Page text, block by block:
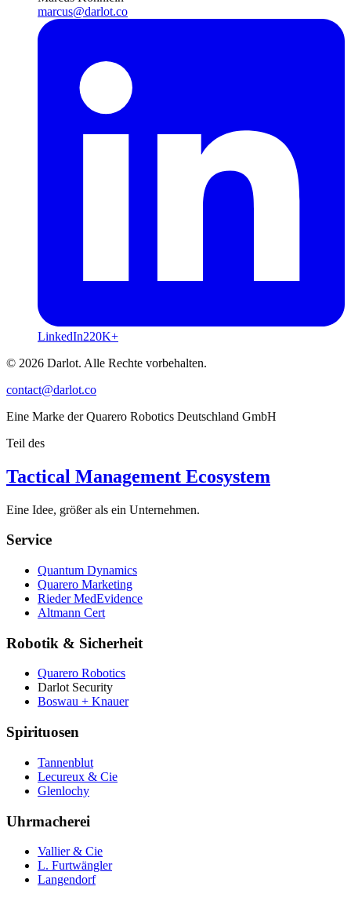
marcus@darlot.co
LinkedIn220K+
© 2026 Darlot. Alle Rechte vorbehalten.
contact@darlot.co
Eine Marke der Quarero Robotics Deutschland GmbH
Teil des
Tactical Management Ecosystem
Eine Idee, größer als ein Unternehmen.
Service
Quantum Dynamics
Quarero Marketing
Rieder MedEvidence
Altmann Cert
Robotik & Sicherheit
Quarero Robotics
Darlot Security
Boswau + Knauer
Spirituosen
Tannenblut
Lecureux & Cie
Glenlochy
Uhrmacherei
Vallier & Cie
L. Furtwängler
Langendorf